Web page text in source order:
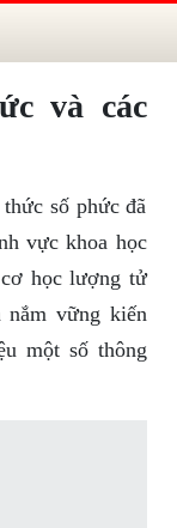
và các
số phức đã
vực khoa học
học lượng tử
nắm vững kiến
một số thông